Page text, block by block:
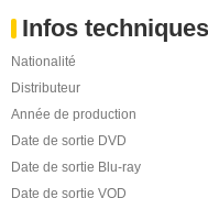
Infos techniques
Nationalité
Distributeur
Année de production
Date de sortie DVD
Date de sortie Blu-ray
Date de sortie VOD